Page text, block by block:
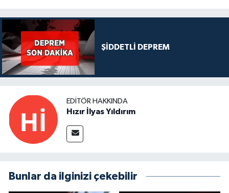
ŞİDDETLİ DEPREM
EDITÖR HAKKINDA
Hızır İlyas Yıldırım
Bunlar da ilginizi çekebilir